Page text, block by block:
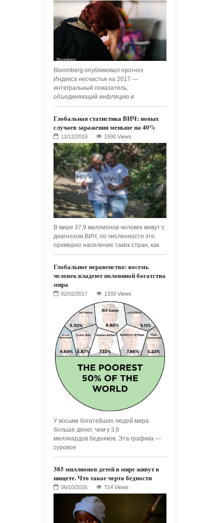
Bloomberg опубликовал прогноз
Индекса несчастья на 2017 —
интегральный показатель,
объединяющий инфляцию и
Глобальная статистика ВИЧ: новых
случаев заражения меньше на 40%
1590 Views
В мире 37,9 миллионов человек живут с
диагнозом ВИЧ, по численности это
примерно население таких стран, как
Глобальное неравенство: восемь
человек владеют половиной богатства
мира
1333 Views
У восьми богатейших людей мира
больше денег, чем у 3,6
миллиардов бедняков. Эта графика —
суровое
385 миллионов детей в мире живут в
нищете. Что такое черта бедности
714 Views